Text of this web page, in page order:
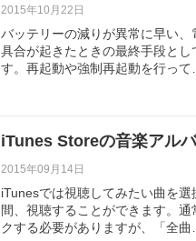
2015年10月22日
バッテリーの減りが異常に早い
具合が起きたときの最終手段と
す。再起動や強制再起動を行って…
iTunes Storeの音楽アル
2015年09月14日
iTunesでは視聴してみたい曲を
間、視聴することができます。
クする必要がありますが、「全曲…